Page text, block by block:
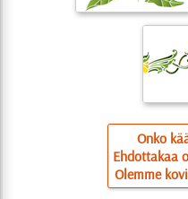
Onko
Ehdottakaa
Olemme